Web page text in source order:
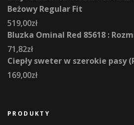
Beżowy Regular Fit
519,00zł
Bluzka Ominal Red 85618 :
71,82zł
Ciepły sweter w szerokie pasy
169,00zł
PRODUKTY